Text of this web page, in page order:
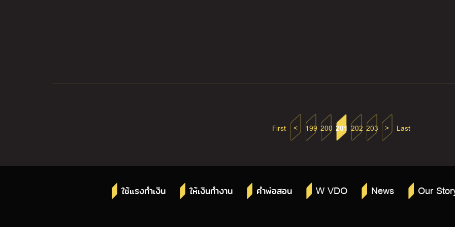
First < 199 200 201 202 203 > Last
ใช้แรงทำเงิน ให้เงินทำงาน คำพ่อสอน W VDO News Our